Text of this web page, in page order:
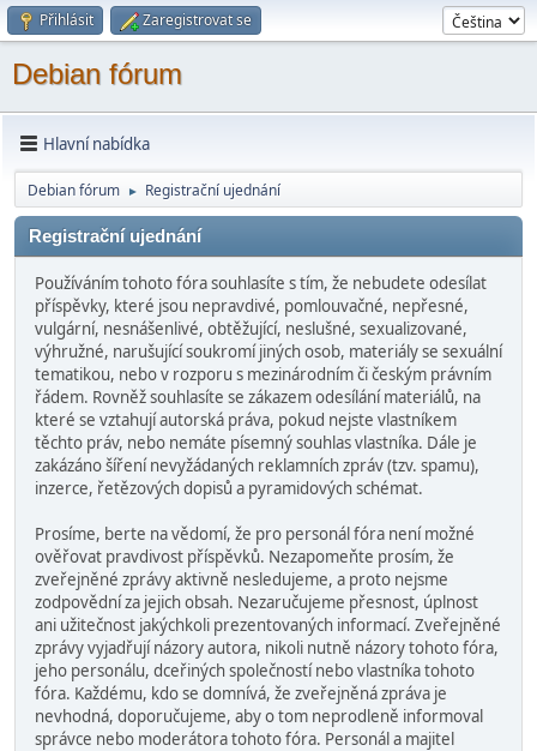
Přihlásit Zaregistrovat se
Debian fórum
Hlavní nabídka
Debian fórum ► Registrační ujednání
Registrační ujednání
Používáním tohoto fóra souhlasíte s tím, že nebudete odesílat
příspěvky, které jsou nepravdivé, pomlouvačné, nepřesné,
vulgární, nesnášenlivé, obtěžující, neslušné, sexualizované,
výhružné, narušující soukromí jiných osob, materiály se sexuální
tematikou, nebo v rozporu s mezinárodním či českým právním
řádem. Rovněž souhlasíte se zákazem odesílání materiálů, na
které se vztahují autorská práva, pokud nejste vlastníkem
těchto práv, nebo nemáte písemný souhlas vlastníka. Dále je
zakázáno šíření nevyžádaných reklamních zpráv (tzv. spamu),
inzerce, řetězových dopisů a pyramidových schémat.
Prosíme, berte na vědomí, že pro personál fóra není možné
ověřovat pravdivost příspěvků. Nezapomeňte prosím, že
zveřejněné zprávy aktivně nesledujeme, a proto nejsme
zodpovědní za jejich obsah. Nezaručujeme přesnost, úplnost
ani užitečnost jakýchkoli prezentovaných informací. Zveřejněné
zprávy vyjadřují názory autora, nikoli nutně názory tohoto fóra,
jeho personálu, dceřiných společností nebo vlastníka tohoto
fóra. Každému, kdo se domnívá, že zveřejněná zpráva je
nevhodná, doporučujeme, aby o tom neprodleně informoval
správce nebo moderátora tohoto fóra. Personál a majitel